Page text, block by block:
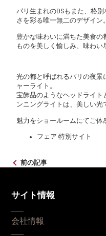
パリ生まれのDSもまた、格
さを彩る唯一無二のデザイン。
豊かな味わいに満ちた美食
ものを美しく愉しみ、味わい
光の都と呼ばれるパリの夜景
ャーライト。
宝飾品のようなヘッドライト
ンニングライトは、美しい光
魅力をショールームにてご体
フェア 特別サイト
前の記事
サイト情報
会社情報